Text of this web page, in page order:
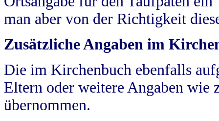
man aber von der Richtigkeit
Zusätzliche Angaben im
Die im Kirchenbuch ebenfalls
Eltern oder weitere Angaben wie
übernommen.